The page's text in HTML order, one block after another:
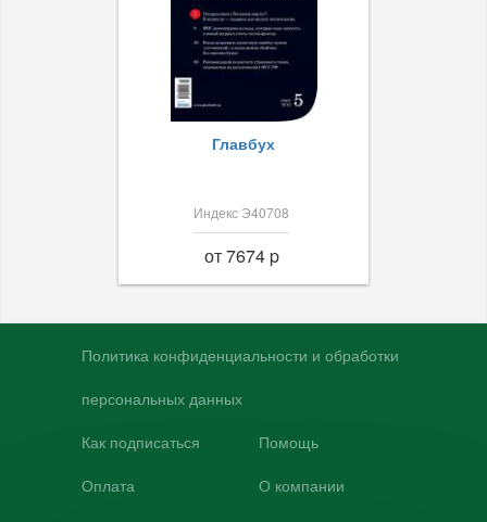
Главбух
Индекс Э40708
от 7674 p
Политика конфиденциальности и обработки
персональных данных
Как подписаться
Оплата
Помощь
О компании